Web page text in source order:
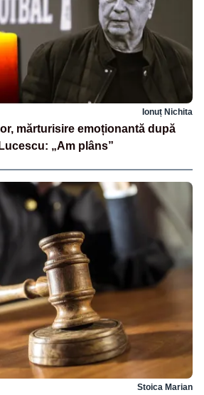
Ionuț Nichita
mărturisire emoționantă după
„Am plâns”
Stoica Marian